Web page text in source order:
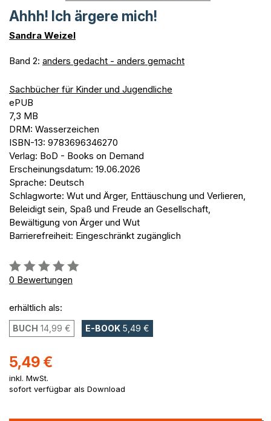
Ahhh! Ich ärgere mich!
Sandra Weizel
Band 2: anders gedacht - anders gemacht
Sachbücher für Kinder und Jugendliche
ePUB
7,3 MB
DRM: Wasserzeichen
ISBN-13: 9783696346270
Verlag: BoD - Books on Demand
Erscheinungsdatum: 19.06.2026
Sprache: Deutsch
Schlagworte: Wut und Ärger, Enttäuschung und Verlieren,
Beleidigt sein, Spaß und Freude an Gesellschaft,
Bewältigung von Ärger und Wut
Barrierefreiheit: Eingeschränkt zugänglich
Bewertung::
0%
0 Bewertungen
erhältlich als:
BUCH 14,99 € E-BOOK 5,49 €
5,49 €
inkl. MwSt.
sofort verfügbar als Download